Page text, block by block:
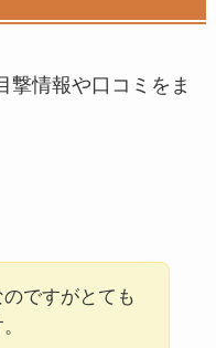
撃情報や口コミをま
ですがとても